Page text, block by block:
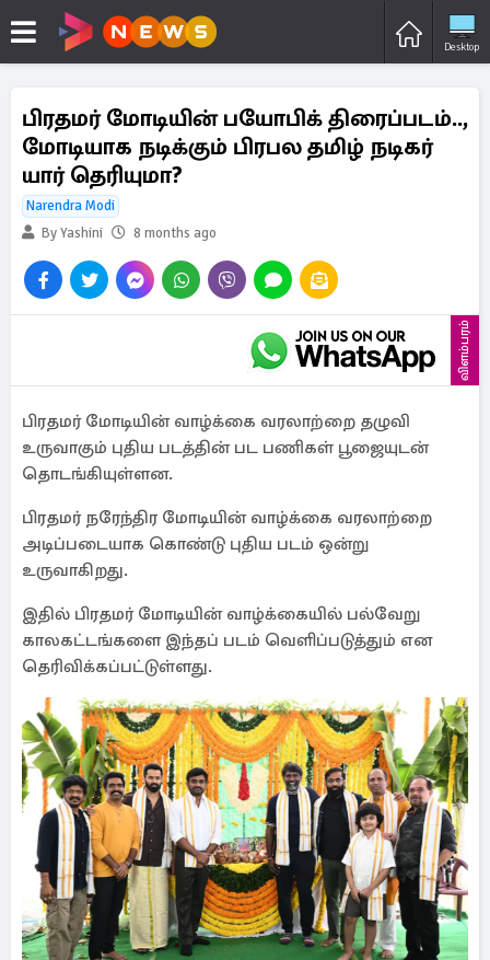
Desktop
பிரதமர் மோடியின் பயோபிக் திரைப்படம்..,
மோடியாக நடிக்கும் பிரபல தமிழ் நடிகர்
யார் தெரியுமா?
Narendra Modi
By Yashini
8 months ago
விளம்பரம்
பிரதமர் மோடியின் வாழ்க்கை வரலாற்றை தழுவி
உருவாகும் புதிய படத்தின் பட பணிகள் பூஜையுடன்
தொடங்கியுள்ளன.
பிரதமர் நரேந்திர மோடியின் வாழ்க்கை வரலாற்றை
அடிப்படையாக கொண்டு புதிய படம் ஒன்று
உருவாகிறது.
இதில் பிரதமர் மோடியின் வாழ்க்கையில் பல்வேறு
காலகட்டங்களை இந்தப் படம் வெளிப்படுத்தும் என
தெரிவிக்கப்பட்டுள்ளது.